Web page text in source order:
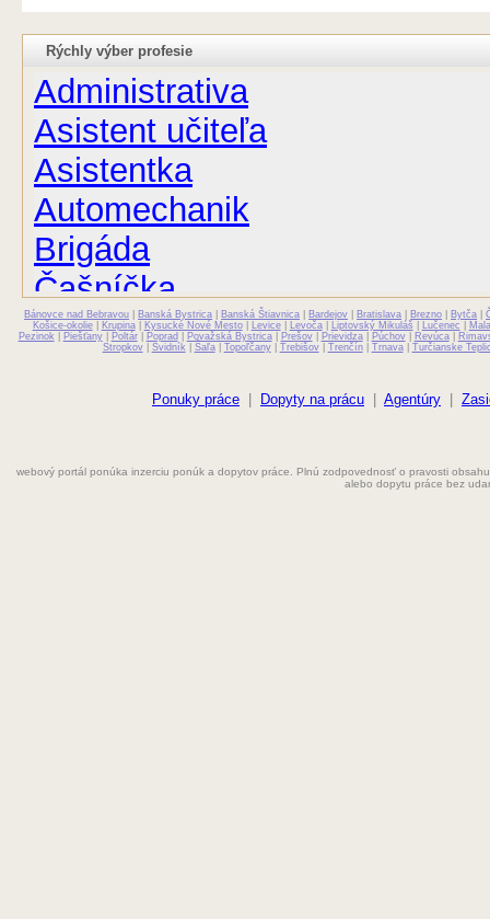
Rýchly výber profesie
Administrativa
Asistent učiteľa
Asistentka
Automechanik
Brigáda
Čašníčka
Čašník
Farmaceut
Grafik
Bánovce nad Bebravou Banská Bystrica Banská Štiavnica Bardejov Bratislava Brezno Bytča |
Košice-okolie| Krupina| Kysucké Nové Mesto| Levice| Levoča| Liptovský Mikuláš Lučenec
Pezinok
Piešťany| Poltár| Poprad Považská Bystrica| Prešov| Prievidza| Púchov| Revúca|
Stropkov| Svidník Šaľa| Topoľčany| Trebišov| Trenčín| Trnava| Turčianske
Ponuky práce Dopyty na prácu Agentúry
webový portál ponúka inzerciu ponúk a dopytov práce. Plnú zodpovednosť o pravosti
alebo dopytu práce bez